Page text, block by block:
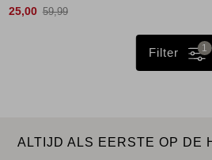
25,00 59,99
1
Filter
ALTIJD ALS EERSTE OP DE